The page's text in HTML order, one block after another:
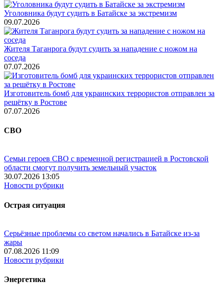
Уголовника будут судить в Батайске за экстремизм
09.07.2026
Жителя Таганрога будут судить за нападение с ножом на
соседа
07.07.2026
Изготовитель бомб для украинских террористов отправлен за
решётку в Ростове
07.07.2026
СВО
Семьи героев СВО с временной регистрацией в Ростовской
области смогут получить земельный участок
30.07.2026 13:05
Новости рубрики
Острая ситуация
Серьёзные проблемы со светом начались в Батайске из-за
жары
07.08.2026 11:09
Новости рубрики
Энергетика